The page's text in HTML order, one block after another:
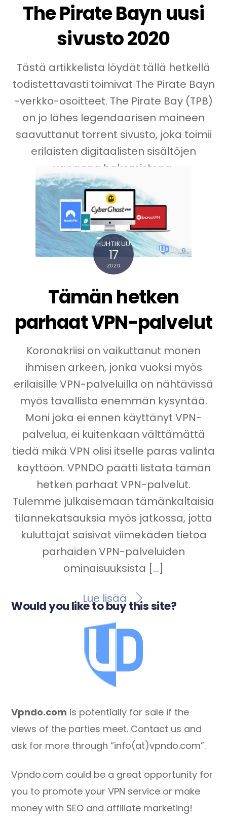
The Pirate Bayn uusi
sivusto 2020
Tästä artikkelista löydät tällä hetkellä
todistettavasti toimivat The Pirate Bayn
-verkko-osoitteet. The Pirate Bay (TPB)
on jo lähes legendaarisen maineen
saavuttanut torrent sivusto, joka toimii
erilaisten digitaalisten sisältöjen
vapaana hakemistona.
Lue lisää
HUHTIKUU
17
2020
Tämän hetken
parhaat VPN-palvelut
Koronakriisi on vaikuttanut monen
ihmisen arkeen, jonka vuoksi myös
erilaisille VPN-palveluilla on nähtävissä
myös tavallista enemmän kysyntää.
Moni joka ei ennen käyttänyt VPN-
palvelua, ei kuitenkaan välttämättä
tiedä mikä VPN olisi itselle paras valinta
käyttöön. VPNDO päätti listata tämän
hetken parhaat VPN-palvelut.
Tulemme julkaisemaan tämänkaltaisia
tilannekatsauksia myös jatkossa, jotta
kuluttajat saisivat viimekäden tietoa
parhaiden VPN-palveluiden
ominaisuuksista […]
Lue lisää
Would you like to buy this site?
Vpndo.com is potentially for sale if the
views of the parties meet. Contact us and
ask for more through “info(at)vpndo.com”.
Vpndo.com could be a great opportunity for
you to promote your VPN service or make
money with SEO and affiliate marketing!